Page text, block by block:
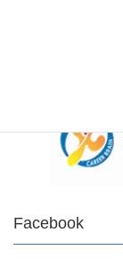
Facebook